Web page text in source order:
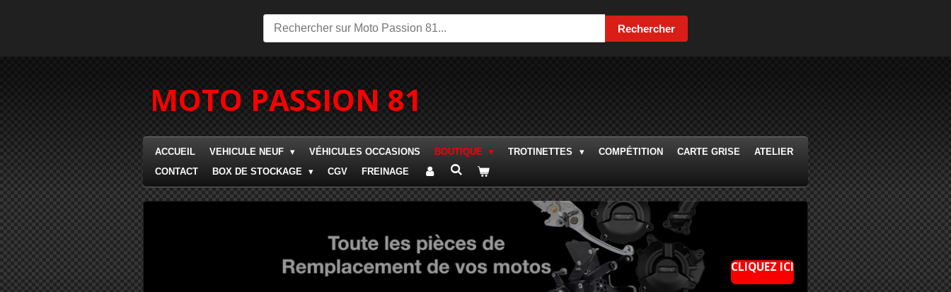
Rechercher
MOTO PASSION 81
ACCUEIL VEHICULE NEUF VÉHICULES OCCASIONS BOUTIQUE TROTINETTES COMPÉTITION CARTE GRISE
ATELIER
CONTACT
BOX DE STOCKAGE CGV FREINAGE
CLIQUEZ ICI